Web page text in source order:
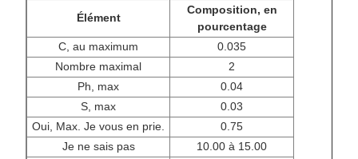
Élément
Composition, en
pourcentage
C, au maximum
0.035
Nombre maximal
2
Ph, max
0.04
S, max
0.03
Oui, Max. Je vous en prie.
0.75
Je ne sais pas
10.00 à 15.00